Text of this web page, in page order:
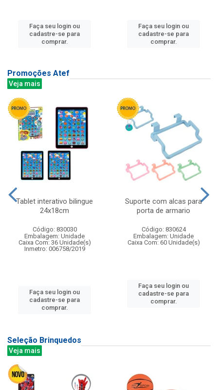
Faça seu login ou
cadastre-se para
comprar.
Faça seu login ou
cadastre-se para
comprar.
Promoções Atef
Veja mais
Tablet interativo bilingue
24x18cm
Código: 830030
Embalagem: Unidade
Caixa Com: 36 Unidade(s)
Inmetro: 006758/2019
Faça seu login ou
cadastre-se para
comprar.
Suporte com alcas para
porta de armario
Código: 830624
Embalagem: Unidade
Caixa Com: 60 Unidade(s)
Faça seu login ou
cadastre-se para
comprar.
Seleção Brinquedos
Veja mais